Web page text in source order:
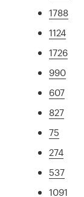
1788
1124
1726
990
607
827
75
274
537
1091